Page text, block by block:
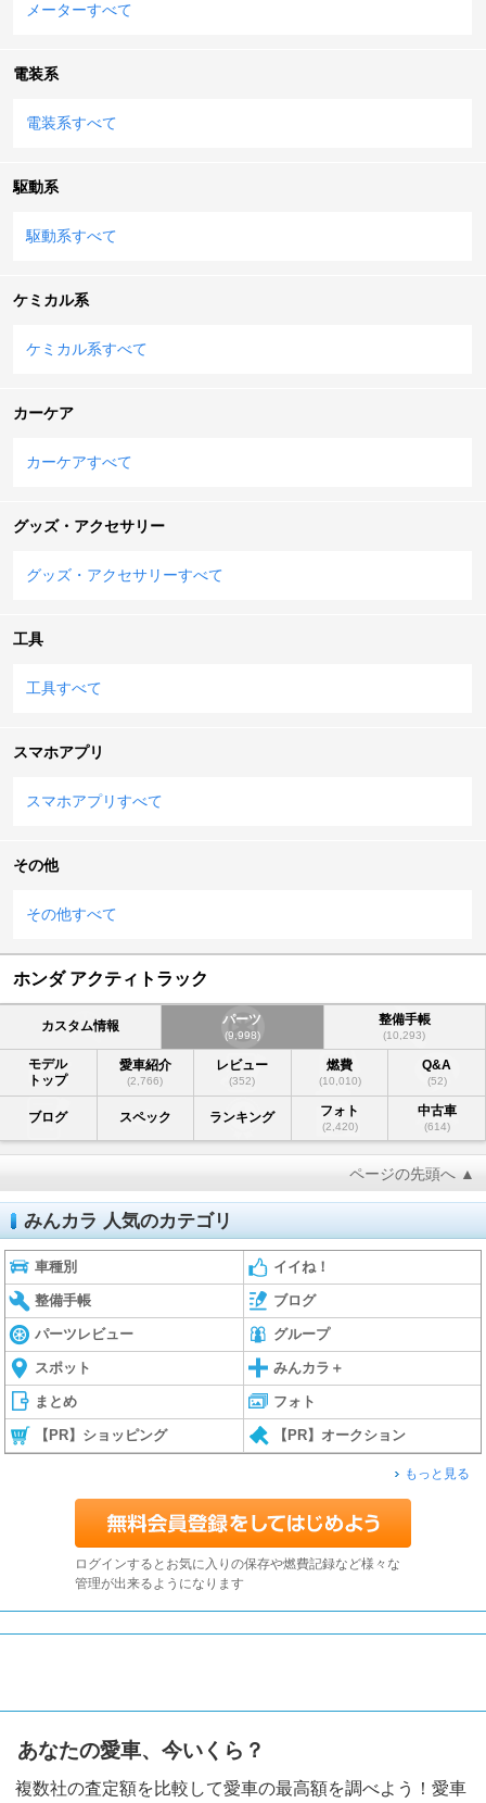
メーターすべて
電装系
電装系すべて
駆動系
駆動系すべて
ケミカル系
ケミカル系すべて
カーケア
カーケアすべて
グッズ・アクセサリー
グッズ・アクセサリーすべて
工具
工具すべて
スマホアプリ
スマホアプリすべて
その他
その他すべて
ホンダ アクティトラック
カスタム情報 パーツ
(9,998)
整備手帳
(10,293)
モデル
トップ
愛車紹介
(2,766)
レビュー
(352)
燃費
(10,010)
Q&A
(52)
ブログ スペック ランキング フォト
(2,420)
中古車
(614)
ページの先頭へ ▲
みんカラ 人気のカテゴリ
車種別 イイね！
整備手帳 ブログ
パーツレビュー グループ
スポット みんカラ＋
まとめ フォト
【PR】ショッピング 【PR】オークション
もっと見る
ログインするとお気に入りの保存や燃費記録など様々な
管理が出来るようになります
あなたの愛車、今いくら？
複数社の査定額を比較して愛車の最高額を調べよう！愛車